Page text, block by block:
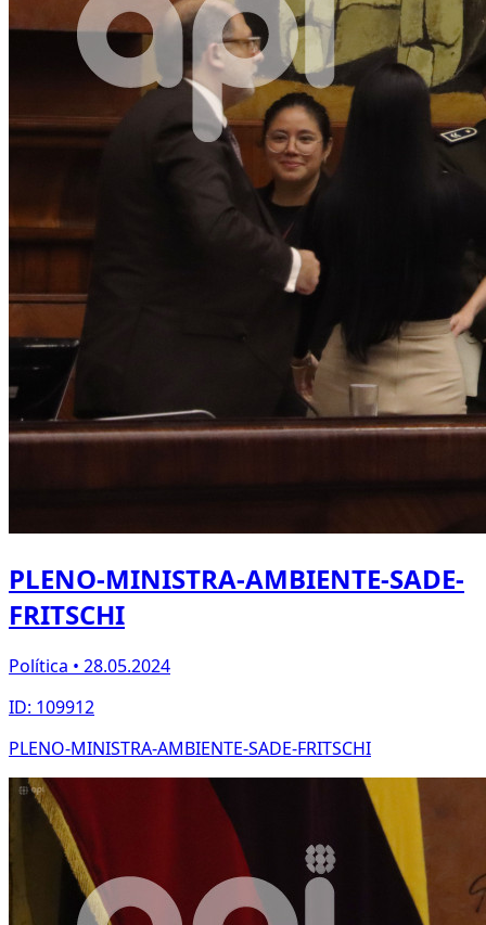
PLENO-MINISTRA-AMBIENTE-SADE-
FRITSCHI
Política • 28.05.2024
ID: 109912
PLENO-MINISTRA-AMBIENTE-SADE-FRITSCHI